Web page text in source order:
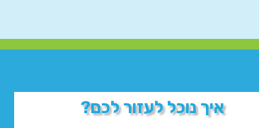
איך נוכל לעזור לכם?